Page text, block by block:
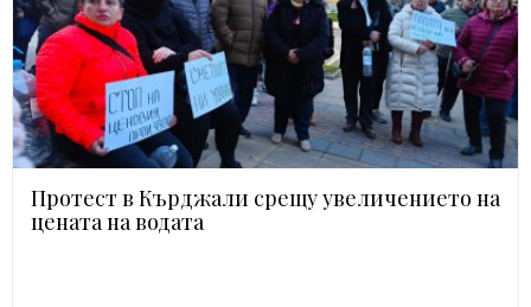
Протест в Кърджали срещу увеличението на
цената на водата